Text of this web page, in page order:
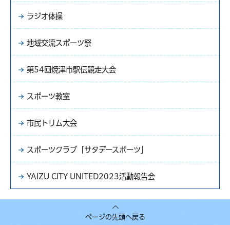
ラジオ体操
地域交流スポーツ祭
第54回焼津市駅伝競走大会
スポーツ教室
市民トリム大会
スポーツクラブ「サタデースポーツ」
YAIZU CITY UNITED2023活動報告会
ページの先頭へ戻る